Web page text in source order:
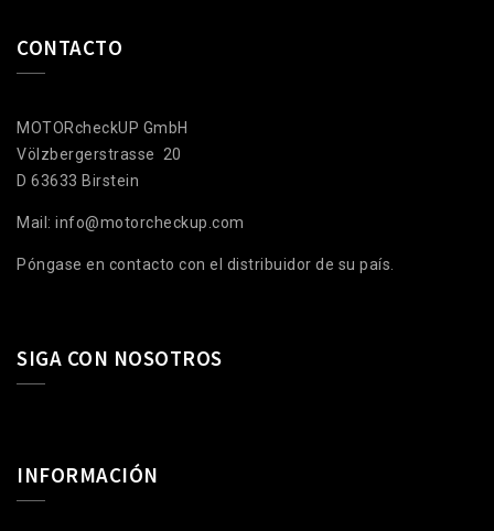
CONTACTO
MOTORcheckUP GmbH
Völzbergerstrasse 20
D 63633 Birstein
Mail: info@motorcheckup.com
Póngase en contacto con el distribuidor de su país.
SIGA CON NOSOTROS
INFORMACIÓN